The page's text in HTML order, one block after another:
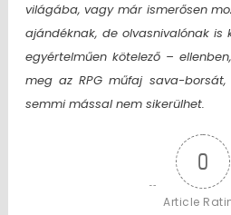
világába, vagy már ismerősen
ajándéknak, de olvasnivalónak is
egyértelműen kötelező –
meg az RPG műfaj sava-
semmi mással nem sikerülhet.
0
Article